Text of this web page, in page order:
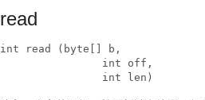
read
int read (byte[] b,
                int off,
                int len)